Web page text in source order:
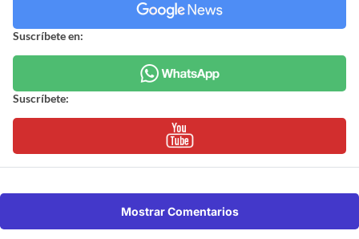
Suscríbete en:
Suscríbete:
Mostrar Comentarios